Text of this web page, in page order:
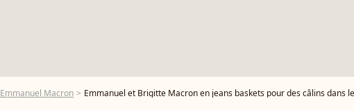
Emmanuel Macron Emmanuel et Brigitte Macron en jeans baskets pour des câlins dans